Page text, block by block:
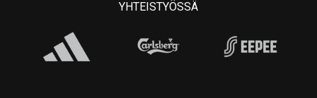
YHTEISTYÖSSÄ